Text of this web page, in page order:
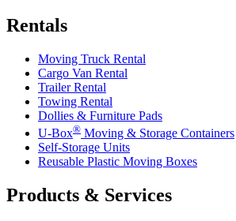
Rentals
Moving Truck Rental
Cargo Van Rental
Trailer Rental
Towing Rental
Dollies & Furniture Pads
U-Box® Moving & Storage Containers
Self-Storage Units
Reusable Plastic Moving Boxes
Products & Services